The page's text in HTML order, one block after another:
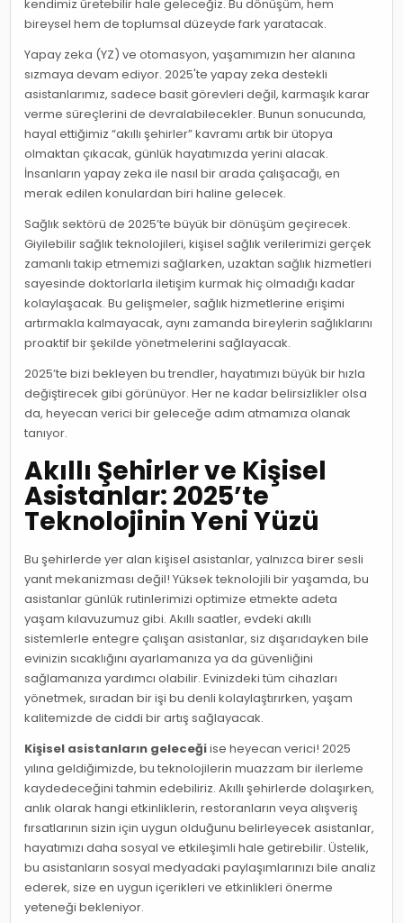
kendimiz üretebilir hale geleceğiz. Bu dönüşüm, hem
bireysel hem de toplumsal düzeyde fark yaratacak.
Yapay zeka (YZ) ve otomasyon, yaşamımızın her alanına
sızmaya devam ediyor. 2025'te yapay zeka destekli
asistanlarımız, sadece basit görevleri değil, karmaşık karar
verme süreçlerini de devralabilecekler. Bunun sonucunda,
hayal ettiğimiz “akıllı şehirler” kavramı artık bir ütopya
olmaktan çıkacak, günlük hayatımızda yerini alacak.
İnsanların yapay zeka ile nasıl bir arada çalışacağı, en
merak edilen konulardan biri haline gelecek.
Sağlık sektörü de 2025’te büyük bir dönüşüm geçirecek.
Giyilebilir sağlık teknolojileri, kişisel sağlık verilerimizi gerçek
zamanlı takip etmemizi sağlarken, uzaktan sağlık hizmetleri
sayesinde doktorlarla iletişim kurmak hiç olmadığı kadar
kolaylaşacak. Bu gelişmeler, sağlık hizmetlerine erişimi
artırmakla kalmayacak, aynı zamanda bireylerin sağlıklarını
proaktif bir şekilde yönetmelerini sağlayacak.
2025’te bizi bekleyen bu trendler, hayatımızı büyük bir hızla
değiştirecek gibi görünüyor. Her ne kadar belirsizlikler olsa
da, heyecan verici bir geleceğe adım atmamıza olanak
tanıyor.
Akıllı Şehirler ve Kişisel
Asistanlar: 2025’te
Teknolojinin Yeni Yüzü
Bu şehirlerde yer alan kişisel asistanlar, yalnızca birer sesli
yanıt mekanizması değil! Yüksek teknolojili bir yaşamda, bu
asistanlar günlük rutinlerimizi optimize etmekte adeta
yaşam kılavuzumuz gibi. Akıllı saatler, evdeki akıllı
sistemlerle entegre çalışan asistanlar, siz dışarıdayken bile
evinizin sıcaklığını ayarlamanıza ya da güvenliğini
sağlamanıza yardımcı olabilir. Evinizdeki tüm cihazları
yönetmek, sıradan bir işi bu denli kolaylaştırırken, yaşam
kalitemizde de ciddi bir artış sağlayacak.
Kişisel asistanların geleceğiise heyecan verici! 2025
yılına geldiğimizde, bu teknolojilerin muazzam bir ilerleme
kaydedeceğini tahmin edebiliriz. Akıllı şehirlerde dolaşırken,
anlık olarak hangi etkinliklerin, restoranların veya alışveriş
fırsatlarının sizin için uygun olduğunu belirleyecek asistanlar,
hayatımızı daha sosyal ve etkileşimli hale getirebilir. Üstelik,
bu asistanların sosyal medyadaki paylaşımlarınızı bile analiz
ederek, size en uygun içerikleri ve etkinlikleri önerme
yeteneği bekleniyor.